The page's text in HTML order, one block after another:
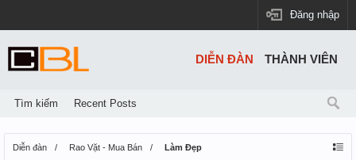
Đăng nhập
Diễn đàn Rao Vặt - Mua Bán Làm Đẹp
DIỄN ĐÀN
Tìm kiếm Recent Posts
THÀNH VIÊN